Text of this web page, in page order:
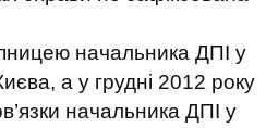
начальника ДПІ у
а у грудні 2012 року
начальника ДПІ у